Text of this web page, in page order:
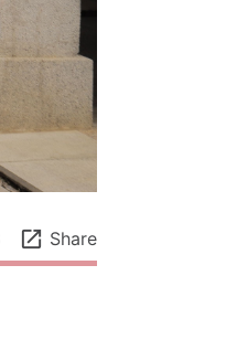
open_in_new Share